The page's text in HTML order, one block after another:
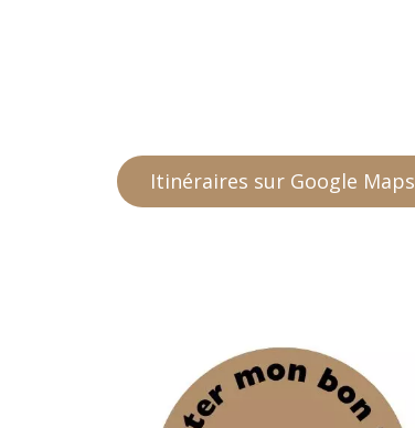
Itinéraires sur Google Maps